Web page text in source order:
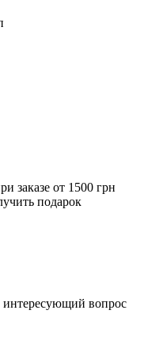
заказе от 1500 грн
подарок
вопрос